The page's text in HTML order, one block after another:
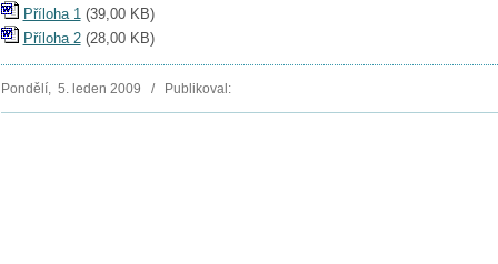
Příloha 1(39,00 KB)
Příloha 2(28,00 KB)
Pondělí, 5. leden 2009 / Publikoval: